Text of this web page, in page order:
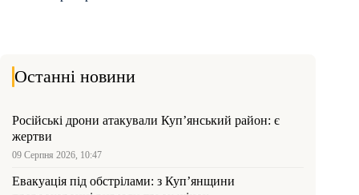
Останні новини
Російські дрони атакували Куп’янський район: є
жертви
09 Серпня 2026, 10:47
Евакуація під обстрілами: з Куп’янщини